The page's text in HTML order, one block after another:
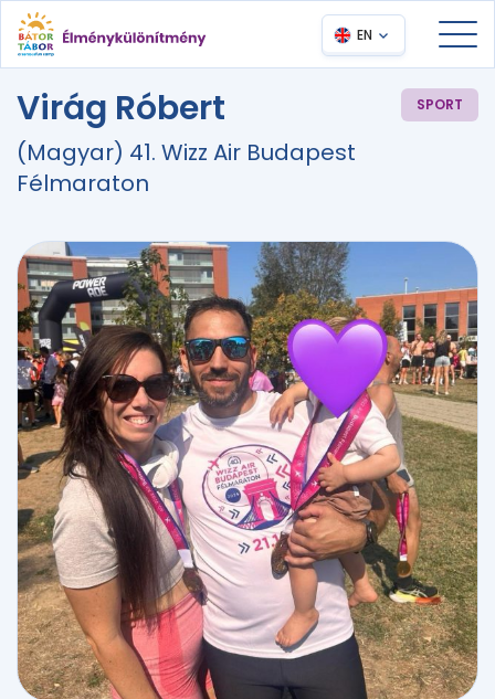
EN
Virág Róbert SPORT
(Magyar) 41. Wizz Air Budapest
Félmaraton